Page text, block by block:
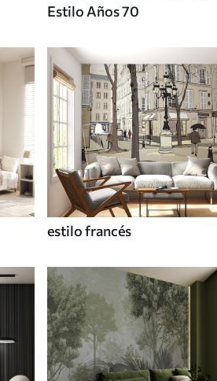
Estilo Años 70
estilo francés